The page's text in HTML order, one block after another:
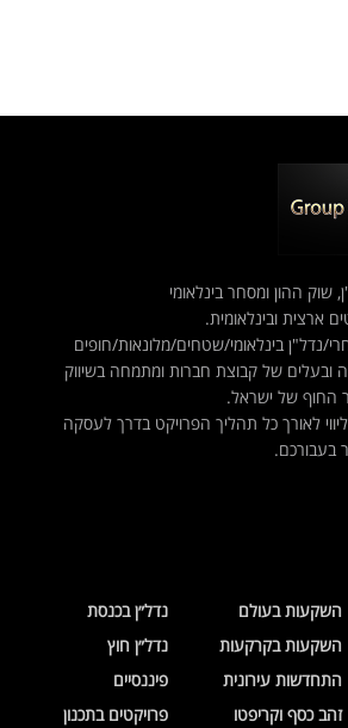
שוק ההון ומסחר בינלאומי
ארצית ובינלאומית.
נדל"ן בינלאומי/שטחים/מלונאות/חופים
ובעלים של קבוצת חברות ומתמחה בשיווק
החוף של ישראל.
לאורך כל תהליך הפרויקט בדרך לעסקה
בעבורכם.
השקעות בעולם
השקעות בקרקעות
התחדשות עירונית
זהב כסף וקריפטו
נדל״ן בכנסת
נדל״ן חוץ
פיננסיים
פרויקטים בתכנון